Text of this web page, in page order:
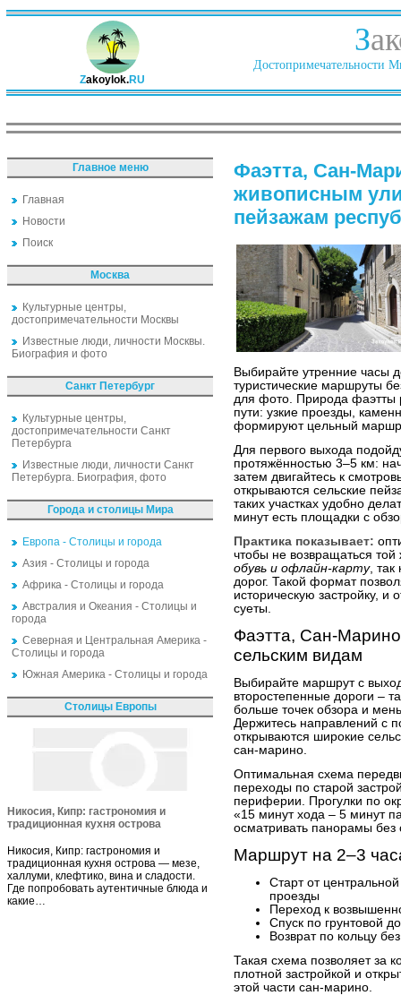
Zakoylok.RU
З
Достопримечательности
Главное меню
Главная
Новости
Поиск
Москва
Культурные центры,
достопримечательности Москвы
Известные люди, личности Москвы.
Биография и фото
Санкт Петербург
Культурные центры,
достопримечательности Санкт
Петербурга
Известные люди, личности Санкт
Петербурга. Биография, фото
Города и столицы Мира
Европа - Столицы и города
Азия - Столицы и города
Африка - Столицы и города
Австралия и Океания - Столицы и
города
Северная и Центральная Америка -
Столицы и города
Южная Америка - Столицы и города
Столицы Европы
Никосия, Кипр: гастрономия и
традиционная кухня острова
Никосия, Кипр: гастрономия и
традиционная кухня острова — мезе,
халлуми, клефтико, вина и сладости.
Где попробовать аутентичные блюда и
какие…
Фаэтта, Сан-
живописным
пейзажам
Выбирайте утренние часы
туристические маршруты
для фото. Природа фаэтты
пути: узкие проезды,
формируют цельный
Для первого выхода
протяжённостью 3–5 км:
затем двигайтесь к
открываются сельские
таких участках удобно
минут есть площадки с
Практика показывает:
чтобы не возвращаться
обувь и офлайн-карту, так
дорог. Такой формат
историческую застройку, и
суеты.
Фаэтта, Сан-
сельским видам
Выбирайте маршрут с
второстепенные дороги –
больше точек обзора и
Держитесь направлений с
открываются широкие
сан-марино.
Оптимальная схема
переходы по старой
периферии. Прогулки по
«15 минут хода – 5 минут
осматривать панорамы без
Маршрут на 2–3
Старт от
проезды
Переход к
Спуск по грунтовой
Возврат по кольцу
Такая схема позволяет за
плотной застройкой и
этой части сан-марино.